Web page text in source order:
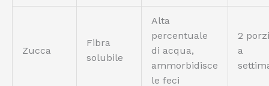
Zucca
Fibra
solubile
Alta
percentuale
di acqua,
ammorbidisce
le feci
2
a